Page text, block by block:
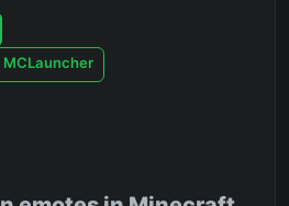
MCLauncher